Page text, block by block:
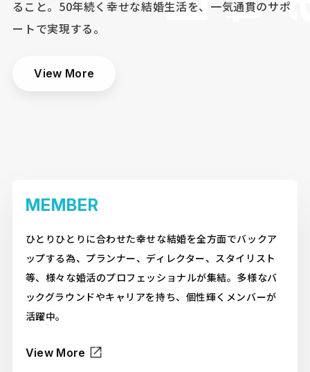
ること。 50年続く幸せな結婚生活を、一気通貫のサポ
ートで実現する。
View More
MEMBER
ひとりひとりに合わせた幸せな結婚を全方面でバックア
ップする為、プランナー、ディレクター、スタイリスト
等、様々な婚活のプロフェッショナルが集結。多様なバ
ックグラウンドやキャリアを持ち、個性輝くメンバーが
活躍中。
View More